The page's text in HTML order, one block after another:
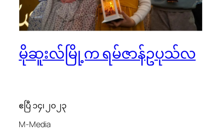
မိုဆူးလ်မြို့က ရမ်ဇာန်ဥပုသ်လ
ဧပြီ ၁၄၊ ၂၀၂၃
M-Media